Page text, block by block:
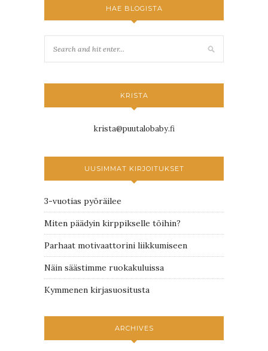
HAE BLOGISTA
KRISTA
krista@puutalobaby.fi
UUSIMMAT KIRJOITUKSET
3-vuotias pyöräilee
Miten päädyin kirppikselle töihin?
Parhaat motivaattorini liikkumiseen
Näin säästimme ruokakuluissa
Kymmenen kirjasuositusta
ARCHIVES